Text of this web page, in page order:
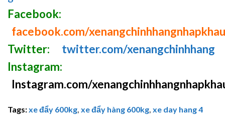
Facebook:
facebook.com/xenangchinhhangnhapkhau
Twitter:
twitter.com/xenangchinhhang
Instagram:
Instagram.com/
Tags:xe đẩy 600kg, xe đẩy hàng 600kg, xe day hang 4